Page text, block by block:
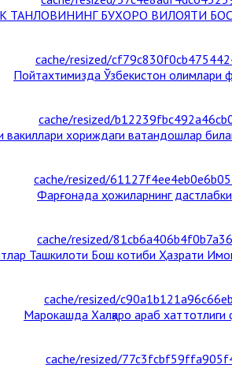
Пойтахтимизда Ўзбекистон олимлари
хориждаги ватандошлар
Фарғонада ҳожиларнинг
Ташкилоти Бош котиби Ҳазрати
Марокашда Халқаро араб